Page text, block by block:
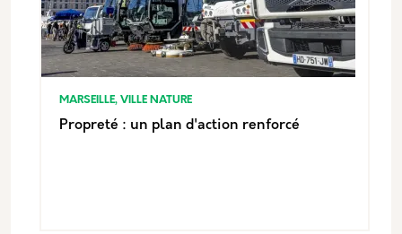
MARSEILLE, VILLE NATURE
Propreté : un plan d'action renforcé